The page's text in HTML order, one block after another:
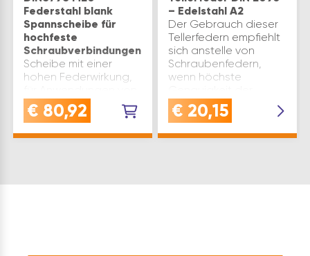
Federstahl blank
Spannscheibe für
hochfeste
Schraubverbindungen
Scheibe mit einer
hohen Federwirkung,
Schwermechanik mit
hoher Anzahl von
€ 80,92
– Edelstahl A2
Der Gebrauch dieser
Tellerfedern empfiehlt
sich anstelle von
Schraubenfedern,
wenn höchste
Belastung erreicht
oder die Belastung
€ 20,15